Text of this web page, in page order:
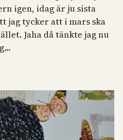
igen, idag är ju sista
jag tycker att i mars ska
Jaha då tänkte jag nu